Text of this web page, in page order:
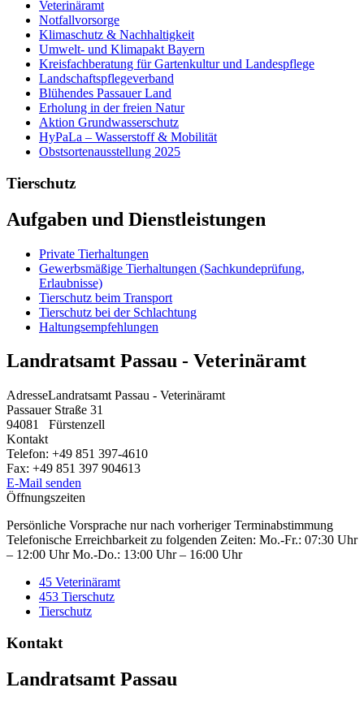
Veterinäramt
Notfallvorsorge
Klimaschutz & Nachhaltigkeit
Umwelt- und Klimapakt Bayern
Kreisfachberatung für Gartenkultur und Landespflege
Landschaftspflegeverband
Blühendes Passauer Land
Erholung in der freien Natur
Aktion Grundwasserschutz
HyPaLa – Wasserstoff & Mobilität
Obstsortenausstellung 2025
Tierschutz
Aufgaben und Dienstleistungen
Private Tierhaltungen
Gewerbsmäßige Tierhaltungen (Sachkundeprüfung,
Erlaubnisse)
Tierschutz beim Transport
Tierschutz bei der Schlachtung
Haltungsempfehlungen
Landratsamt Passau - Veterinäramt
AdresseLandratsamt Passau - Veterinäramt
Passauer Straße 31
94081
Fürstenzell
Kontakt
Telefon: +49 851 397-4610
Fax: +49 851 397 904613
E-Mail senden
Öffnungszeiten
Persönliche Vorsprache nur nach vorheriger Terminabstimmung
Telefonische Erreichbarkeit zu folgenden Zeiten: Mo.-Fr.: 07:30 Uhr
– 12:00 Uhr Mo.-Do.: 13:00 Uhr – 16:00 Uhr
45 Veterinäramt
453 Tierschutz
Tierschutz
Kontakt
Landratsamt Passau